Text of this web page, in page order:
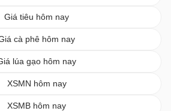
Giá tiêu hôm nay
cà phê hôm nay
lúa gạo hôm nay
XSMN hôm nay
XSMB hôm nay